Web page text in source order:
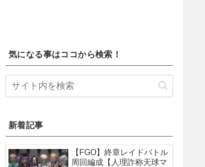
気になる事はココから検索！
新着記事
【FGO】終章レイドバトル
周回編成【人理詐称天球マ